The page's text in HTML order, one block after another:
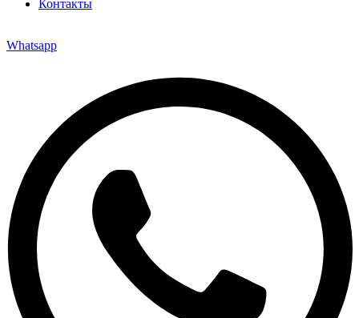
Контакты
Whatsapp